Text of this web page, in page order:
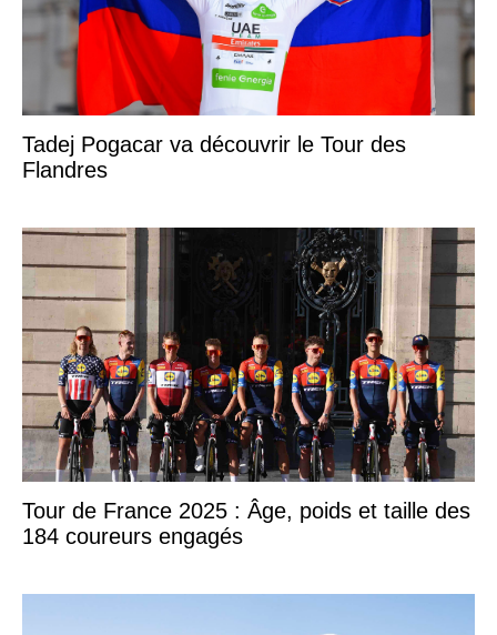
Tadej Pogacar va découvrir le Tour des
Flandres
Tour de France 2025 : Âge, poids et taille des
184 coureurs engagés